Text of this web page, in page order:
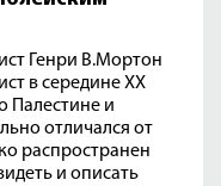
Генри В.Мортон
в середине XX
Палестине и
отличался от
распространен
и описать